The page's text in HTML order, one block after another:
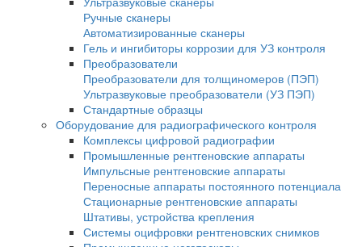
Для контроля минералов
Фазово-контрастные микроскопы
Для работы в проходящем и отраженном
Темнопольные микроскопы
ДИК микроскопы
LED-микроскопы
Китайские микроскопы
Медицинские микроскопы
Микроскопы Nexcope
Микроскопы Nikon
Приборы для ультразвукового контроля
Ультразвуковые дефектоскопы
Дефектоскопы на фазированных